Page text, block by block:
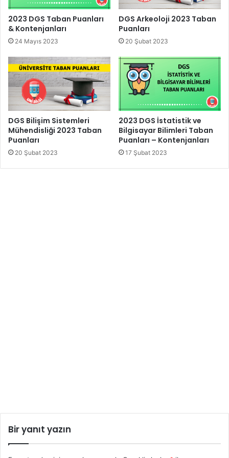
2023 DGS Taban Puanları
& Kontenjanları
24 Mayıs 2023
DGS Arkeoloji 2023 Taban
Puanları
20 Şubat 2023
DGS Bilişim Sistemleri
Mühendisliği 2023 Taban
Puanları
20 Şubat 2023
2023 DGS İstatistik ve
Bilgisayar Bilimleri Taban
Puanları – Kontenjanları
17 Şubat 2023
Bir yanıt yazın